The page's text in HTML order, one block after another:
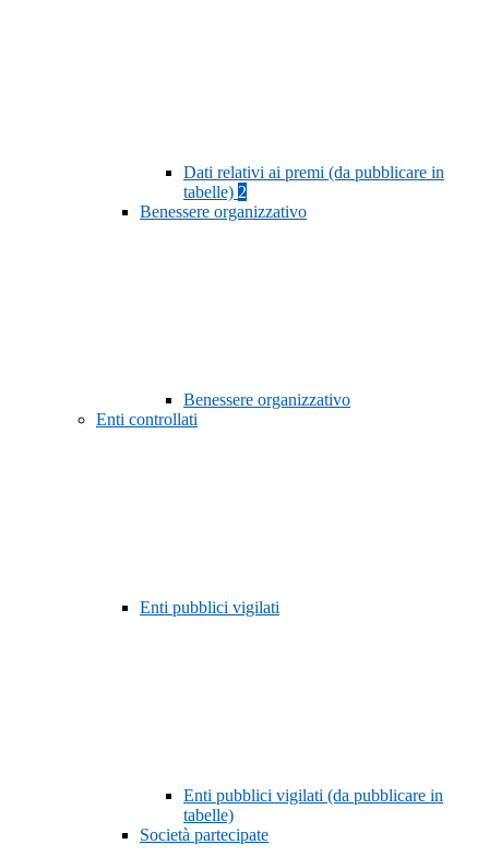
Dati relativi ai premi (da pubblicare in
tabelle) 2
Benessere organizzativo
Benessere organizzativo
Enti controllati
Enti pubblici vigilati
Enti pubblici vigilati (da pubblicare in
tabelle)
Società partecipate